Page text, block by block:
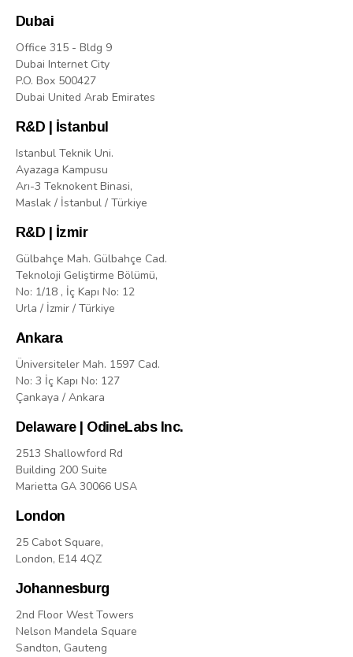
Dubai
Office 315 - Bldg 9
Dubai Internet City
P.O. Box 500427
Dubai United Arab Emirates
R&D | İstanbul
Istanbul Teknik Uni.
Ayazaga Kampusu
Arı-3 Teknokent Binasi,
Maslak / İstanbul / Türkiye
R&D | İzmir
Gülbahçe Mah. Gülbahçe Cad.
Teknoloji Geliştirme Bölümü,
No: 1/18 , İç Kapı No: 12
Urla / İzmir / Türkiye
Ankara
Üniversiteler Mah. 1597 Cad.
No: 3 İç Kapı No: 127
Çankaya / Ankara
Delaware | OdineLabs Inc.
2513 Shallowford Rd
Building 200 Suite
Marietta GA 30066 USA
London
25 Cabot Square,
London, E14 4QZ
Johannesburg
2nd Floor West Towers
Nelson Mandela Square
Sandton, Gauteng